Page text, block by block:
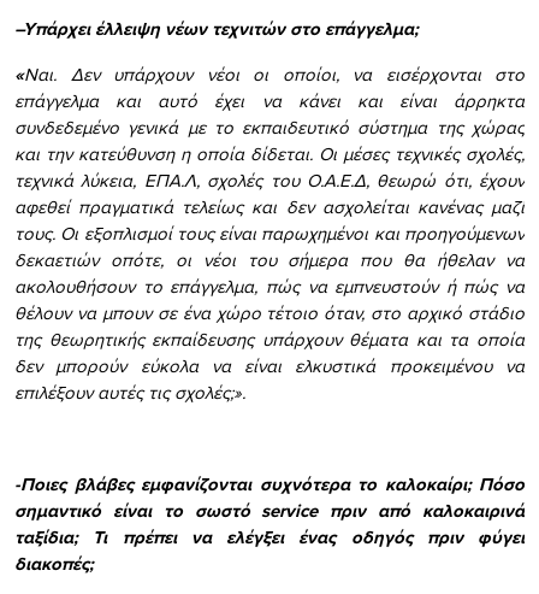
–Υπάρχει έλλειψη νέων τεχνιτών στο επάγγελμα;
«Ναι. Δεν υπάρχουν νέοι οι οποίοι, να εισέρχονται στο
επάγγελμα και αυτό έχει να κάνει και είναι άρρηκτα
συνδεδεμένο γενικά με το εκπαιδευτικό σύστημα της χώρας
και την κατεύθυνση η οποία δίδεται. Οι μέσες τεχνικές σχολές,
τεχνικά λύκεια, ΕΠΑ.Λ, σχολές του Ο.Α.Ε.Δ, θεωρώ ότι, έχουν
αφεθεί πραγματικά τελείως και δεν ασχολείται κανένας μαζί
τους. Οι εξοπλισμοί τους είναι παρωχημένοι και προηγούμενων
δεκαετιών οπότε, οι νέοι του σήμερα που θα ήθελαν να
ακολουθήσουν το επάγγελμα, πώς να εμπνευστούν ή πώς να
θέλουν να μπουν σε ένα χώρο τέτοιο όταν, στο αρχικό στάδιο
της θεωρητικής εκπαίδευσης υπάρχουν θέματα και τα οποία
δεν μπορούν εύκολα να είναι ελκυστικά προκειμένου να
επιλέξουν αυτές τις σχολές;».
-Ποιες βλάβες εμφανίζονται συχνότερα το καλοκαίρι; Πόσο
σημαντικό είναι το σωστόserviceπριν από καλοκαιρινά
ταξίδια; Τι πρέπει να ελέγξει ένας οδηγός πριν φύγει
διακοπές;